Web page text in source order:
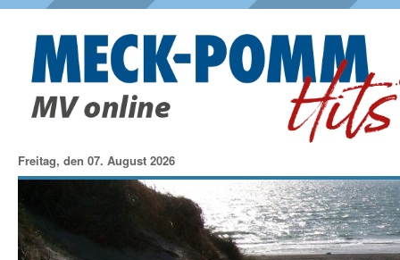
Freitag, den 07. August 2026